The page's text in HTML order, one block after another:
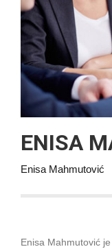
ENISA
Enisa Mahmutović
Enisa Mahmutović